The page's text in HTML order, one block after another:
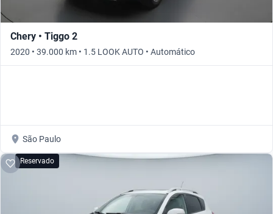
Chery • Tiggo 2
2020 • 39.000 km • 1.5 LOOK AUTO • Automático
São Paulo
Reservado